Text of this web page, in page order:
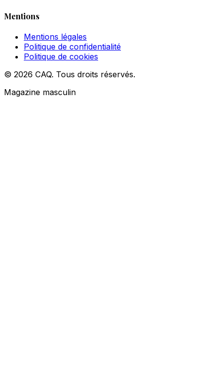
Mentions
Mentions légales
Politique de confidentialité
Politique de cookies
© 2026 CAQ. Tous droits réservés.
Magazine masculin